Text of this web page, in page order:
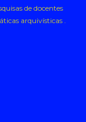
de docentes
arquivísticas .